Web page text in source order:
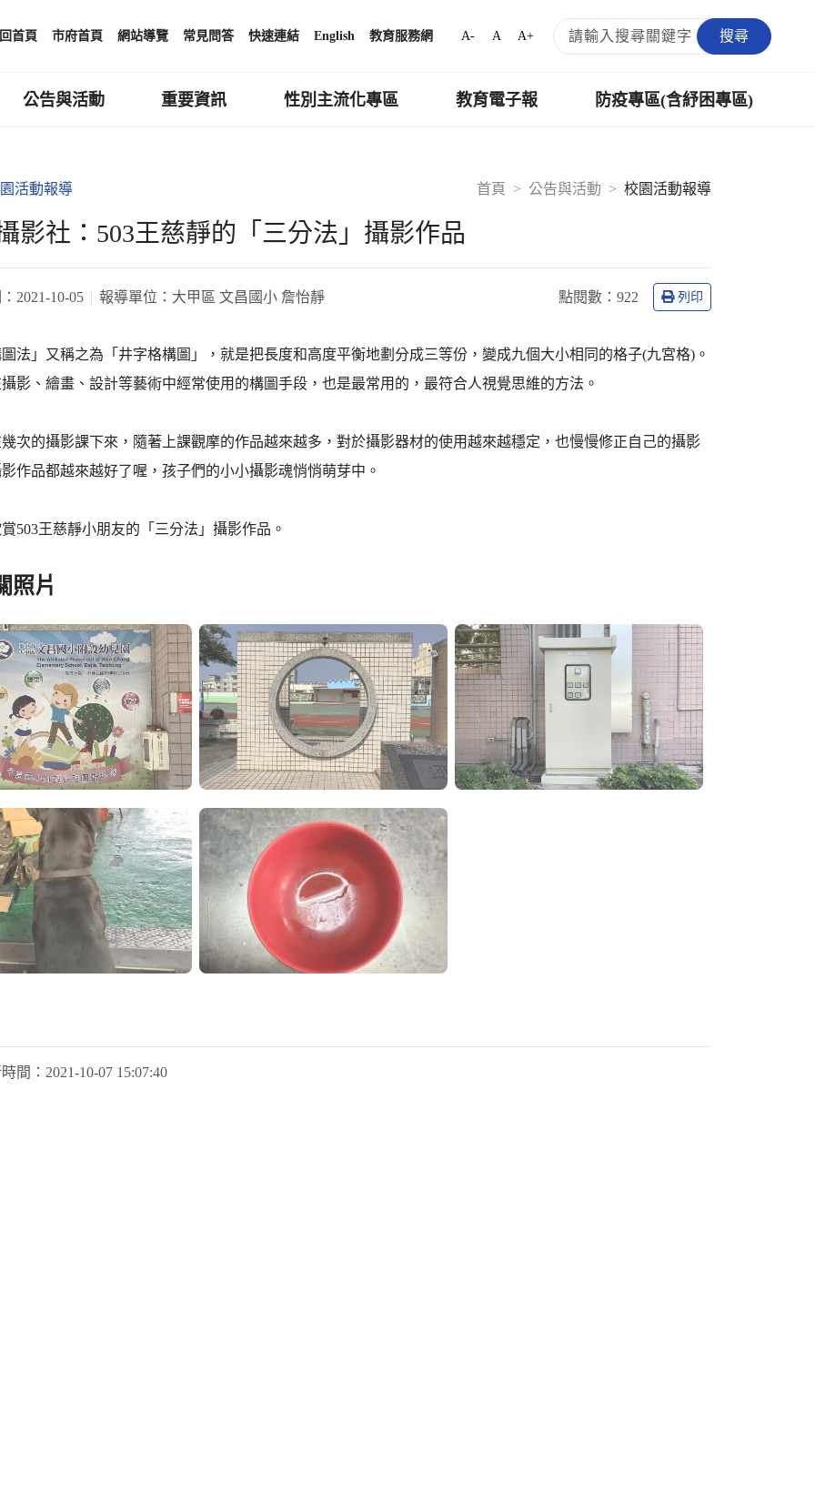
回首頁 市府首頁 網站導覽 常見問答 快速連結 English 教育服務網 A- A A+ 搜尋
公告與活動 重要資訊 性別主流化專區 教育電子報 防疫專區(含紓困專區)
首頁 公告與活動 校園活動報導
活動報導
影社：503王慈靜的「三分法」攝影作品
2021-10-05 報導單位： 大甲區 文昌國小 詹怡靜 點閱數： 922 列印
法」又稱之為「井字格構圖」，就是把長度和高度平衡地劃分成三等份，變成九個大小相同的格子(九宮格)。
影、繪畫、設計等藝術中經常使用的構圖手段，也是最常用的，最符合人視覺思維的方法。
次的攝影課下來，隨著上課觀摩的作品越來越多，對於攝影器材的使用越來越穩定，也慢慢修正自己的攝影
作品都越來越好了喔，孩子們的小小攝影魂悄悄萌芽中。
503王慈靜小朋友的「三分法」攝影作品。
照片
間： 2021-10-07 15:07:40